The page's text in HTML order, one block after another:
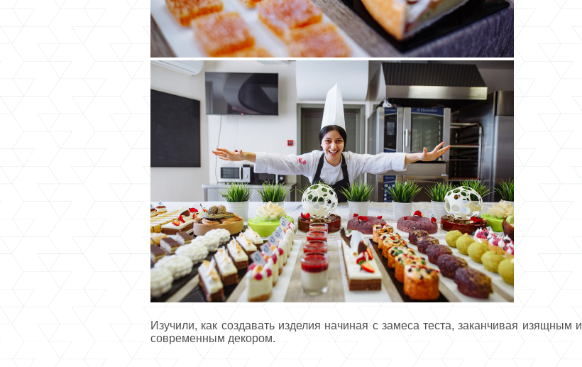
Изучили, как создавать изделия начиная с замеса теста, заканчивая изящным и
современным декором.